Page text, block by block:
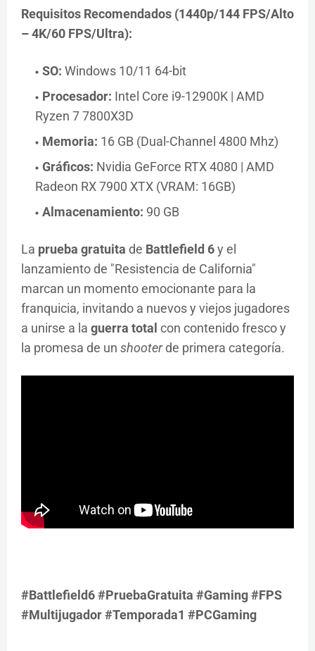
Requisitos Recomendados (1440p/144 FPS/Alto
– 4K/60 FPS/Ultra):
SO: Windows 10/11 64-bit
Procesador: Intel Core i9-12900K | AMD
Ryzen 7 7800X3D
Memoria: 16 GB (Dual-Channel 4800 Mhz)
Gráficos: Nvidia GeForce RTX 4080 | AMD
Radeon RX 7900 XTX (VRAM: 16GB)
Almacenamiento: 90 GB
La prueba gratuita de Battlefield 6y el
lanzamiento de "Resistencia de California"
marcan un momento emocionante para la
franquicia, invitando a nuevos y viejos jugadores
a unirse a la guerra total con contenido fresco y
la promesa de un shooterde primera categoría.
#Battlefield6 #PruebaGratuita #Gaming #FPS
#Multijugador #Temporada1 #PCGaming